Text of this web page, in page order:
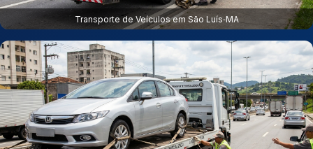
Transporte de Veículos em São Luís‑MA